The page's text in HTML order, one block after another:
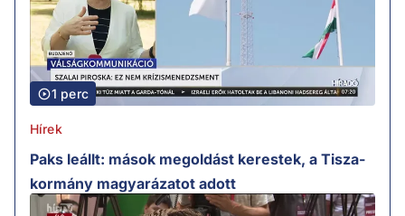
1 perc
Hírek
Paks leállt: mások megoldást kerestek, a Tisza-
kormány magyarázatot adott